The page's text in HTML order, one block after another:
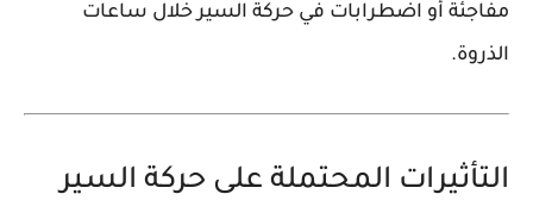
مفاجئة أو اضطرابات في حركة السير خلال ساعات
الذروة.
التأثيرات المحتملة على حركة السير